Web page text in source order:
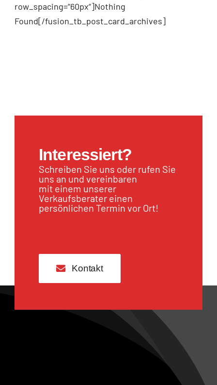
row_spacing=“60px“]Nothing
Found[/fusion_tb_post_card_archives]
Interessiert?
Schreiben Sie uns oder rufen Sie
uns an und vereinbaren
mit einem unserer
Verkaufsberater einen
persönlichen Termin vor Ort!
Kontakt